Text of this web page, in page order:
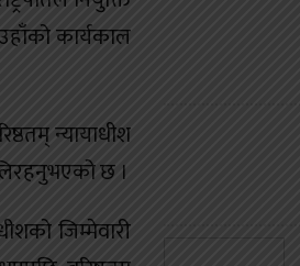
कार्यकाल
न्यायाधीश
छ ।
जिम्मेवारी